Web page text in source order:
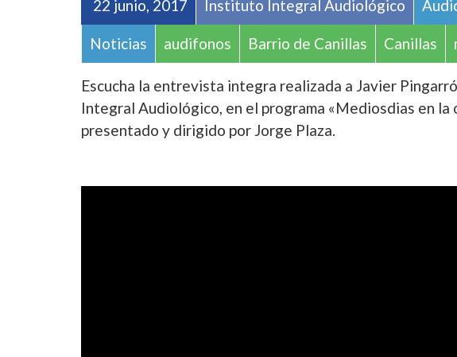
22 junio, 2017 Instituto Integral Audiológico
Noticias audifonos Barrio de Canillas Canillas
Escucha la entrevista integra realizada a Javier
Integral Audiológico, en el programa «Mediosdias en la
presentado y dirigido por Jorge Plaza.